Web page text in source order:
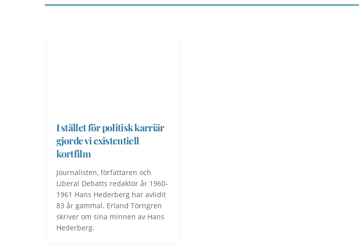
I stället för politisk karriär
gjorde vi existentiell
kortfilm
Journalisten, författaren och
Liberal Debatts redaktör år 1960-
1961 Hans Hederberg har avlidit
83 år gammal. Erland Törngren
skriver om sina minnen av Hans
Hederberg.